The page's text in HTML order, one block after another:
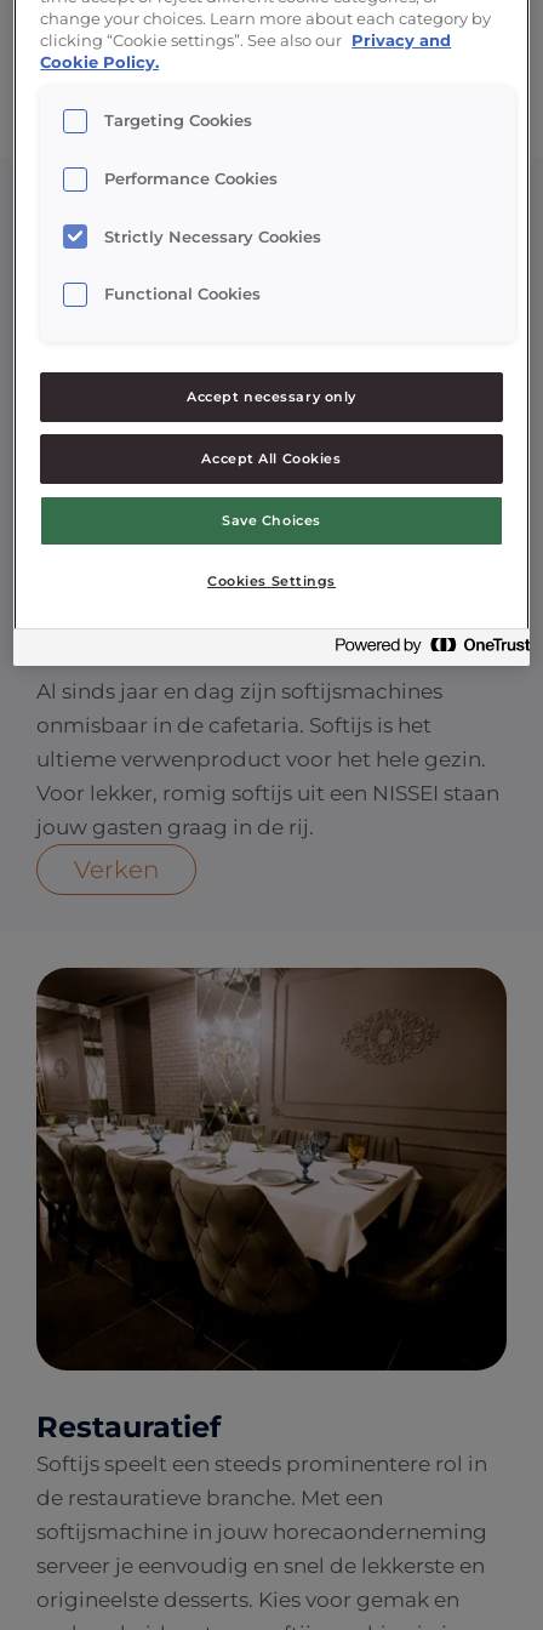
veelzijdig product dat geschikt is voor iedere
doelgroep. Bij NISSEI vind je altijd een
van jou en je gasten.
Al sinds jaar en dag zijn softijsmachines
onmisbaar in de cafetaria. Softijs is het
ultieme verwenproduct voor het hele gezin.
Voor lekker, romig softijs uit een NISSEI staan
jouw gasten graag in de rij.
Verken
Restauratief
Softijs speelt een steeds prominentere rol in
de restauratieve branche. Met een
softijsmachine in jouw horecaonderneming
serveer je eenvoudig en snel de lekkerste en
origineelste desserts. Kies voor gemak en
change your choices. Learn more about each category by
clicking “Cookie settings”. See also our Privacy and
Cookie Policy.
Targeting Cookies
Performance Cookies
Strictly Necessary Cookies
Functional Cookies
Accept necessary only
Accept All Cookies
Save Choices
Cookies Settings